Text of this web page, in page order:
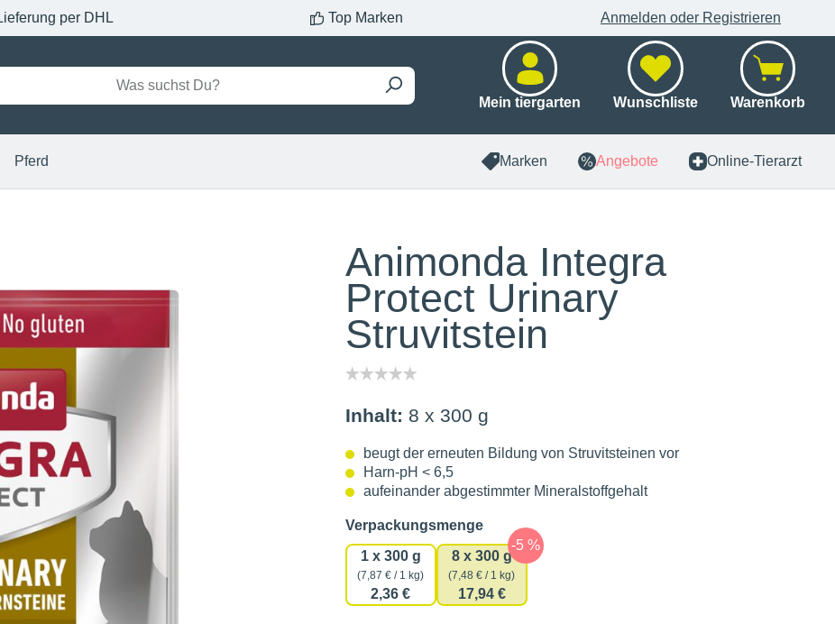
per DHL Top Marken Anmelden oder Registrieren
Mein tiergarten Wunschliste Warenkorb
Pferd Marken Angebote Online-Tierarzt
Animonda Integra
Protect Urinary
Struvitstein
Inhalt: 8 x 300 g
beugt der erneuten Bildung von Struvitsteinen vor
Harn-pH < 6,5
aufeinander abgestimmter Mineralstoffgehalt
Verpackungsmengeauswählen
1 x 300 g
(7,87 € / 1 kg)
2,36 €
8 x 300 g
(7,48 € / 1 kg)
17,94 €